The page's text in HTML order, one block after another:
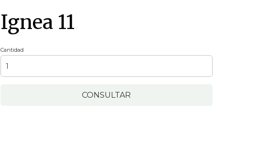
Ignea 11
Cantidad
CONSULTAR